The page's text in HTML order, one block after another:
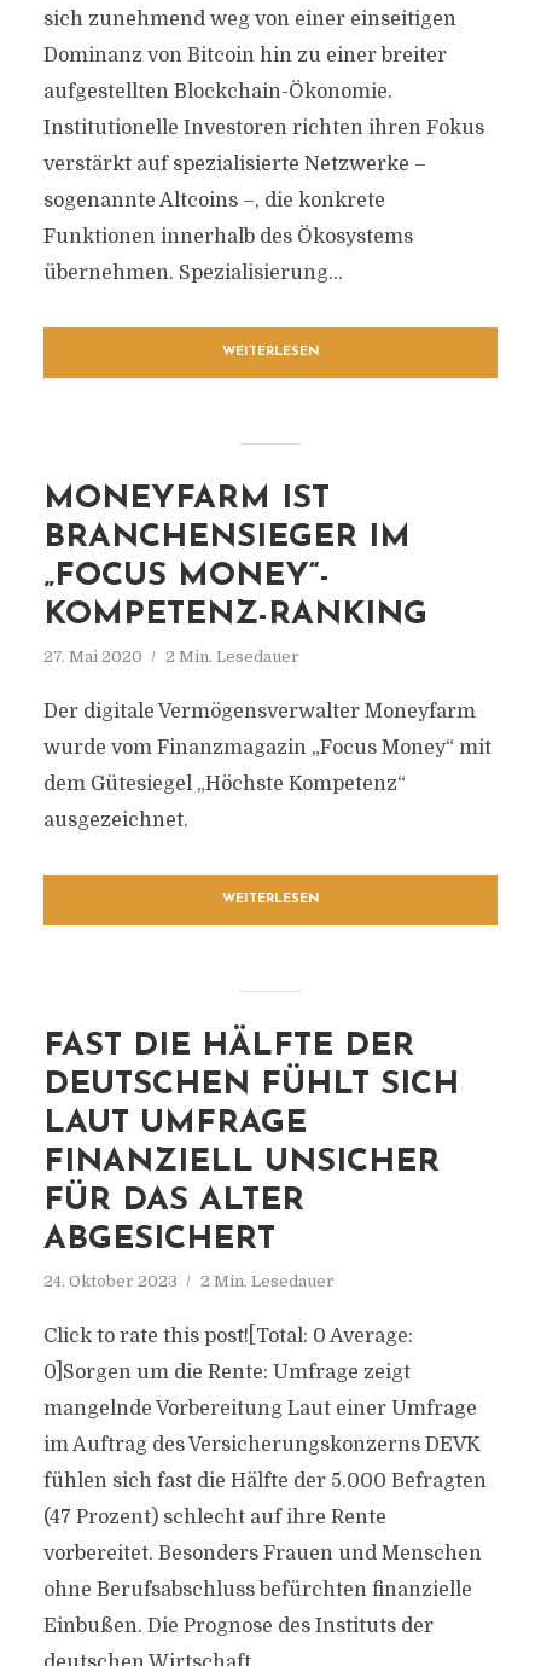
sich zunehmend weg von einer einseitigen
Dominanz von Bitcoin hin zu einer breiter
aufgestellten Blockchain-Ökonomie.
Institutionelle Investoren richten ihren Fokus
verstärkt auf spezialisierte Netzwerke –
sogenannte Altcoins –, die konkrete
Funktionen innerhalb des Ökosystems
übernehmen. Spezialisierung...
WEITERLESEN
MONEYFARM IST
BRANCHENSIEGER IM
„FOCUS MONEY“-
KOMPETENZ-RANKING
27. Mai 2020 2 Min. Lesedauer
Der digitale Vermögensverwalter Moneyfarm
wurde vom Finanzmagazin „Focus Money“ mit
dem Gütesiegel „Höchste Kompetenz“
ausgezeichnet.
WEITERLESEN
FAST DIE HÄLFTE DER
DEUTSCHEN FÜHLT SICH
LAUT UMFRAGE
FINANZIELL UNSICHER
FÜR DAS ALTER
ABGESICHERT
24. Oktober 2023 2 Min. Lesedauer
Click to rate this post![Total: 0 Average:
0]Sorgen um die Rente: Umfrage zeigt
mangelnde Vorbereitung Laut einer Umfrage
im Auftrag des Versicherungskonzerns DEVK
fühlen sich fast die Hälfte der 5.000 Befragten
(47 Prozent) schlecht auf ihre Rente
vorbereitet. Besonders Frauen und Menschen
ohne Berufsabschluss befürchten finanzielle
Einbußen. Die Prognose des Instituts der